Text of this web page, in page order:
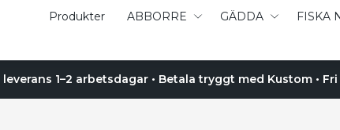
Produkter ABBORRE GÄDDA FISKA
1–2 arbetsdagar • Betala tryggt med Kustom •